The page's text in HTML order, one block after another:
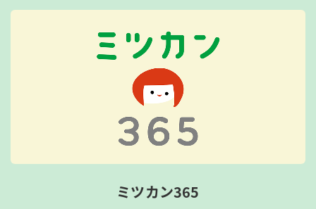
ミツカン365